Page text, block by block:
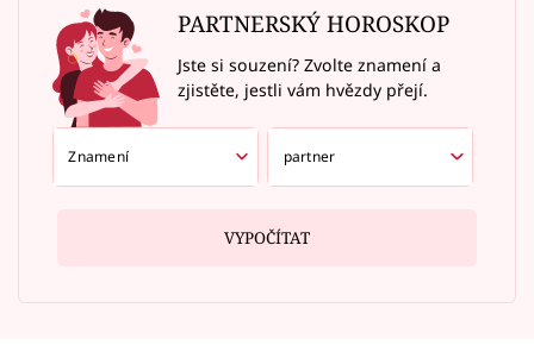
PARTNERSKÝ HOROSKOP
Jste si souzení? Zvolte znamení a
zjistěte, jestli vám hvězdy přejí.
VYPOČÍTAT